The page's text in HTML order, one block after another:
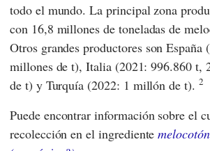
todo el mundo. La principal zona
con 16,8 millones de toneladas de
Otros grandes productores son España
millones de t), Italia (2021: 996.860 t,
de t) y Turquía (2022: 1 millón de t). 2
Puede encontrar información sobre el
recolección en el ingrediente